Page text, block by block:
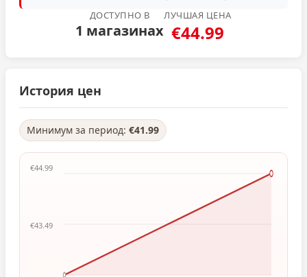
ДОСТУПНО В
1 магазинах
ЛУЧШАЯ ЦЕНА
€44.99
История цен
Минимум за период: €41.99
€44.99
€43.49